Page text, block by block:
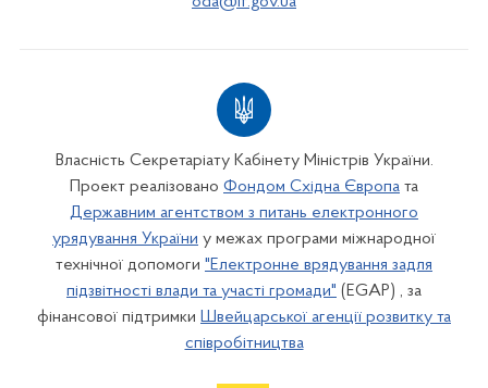
Власність Секретаріату Кабінету Міністрів України.
Проект реалізовано Фондом Східна Європа та
Державним агентством з питань електронного
урядування України у межах програми міжнародної
технічної допомоги "Електронне врядування задля
підзвітності влади та участі громади" (EGAP) , за
фінансової підтримки Швейцарської агенції розвитку та
співробітництва